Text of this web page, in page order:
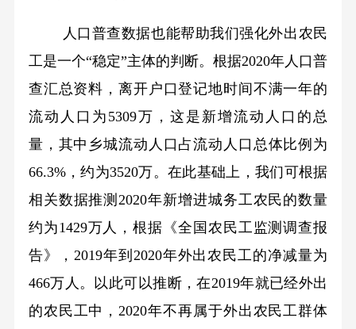
人口普查数据也能帮助我们强化外出农民
工是一个“稳定”主体的判断。根据2020年人口普
查汇总资料，离开户口登记地时间不满一年的
流动人口为5309万，这是新增流动人口的总
量，其中乡城流动人口占流动人口总体比例为
66.3%，约为3520万。在此基础上，我们可根据
相关数据推测2020年新增进城务工农民的数量
约为1429万人，根据《全国农民工监测调查报
告》，2019年到2020年外出农民工的净减量为
466万人。以此可以推断，在2019年就已经外出
的农民工中，2020年不再属于外出农民工群体